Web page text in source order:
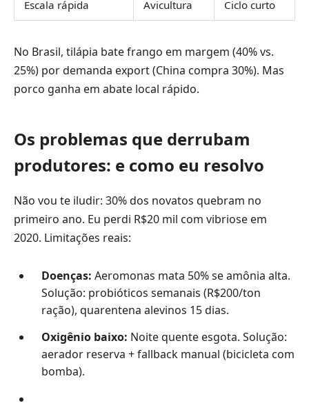
Escala rápida Avicultura Ciclo curto
No Brasil, tilápia bate frango em margem (40% vs.
25%) por demanda export (China compra 30%). Mas
porco ganha em abate local rápido.
Os problemas que derrubam
produtores: e como eu resolvo
Não vou te iludir: 30% dos novatos quebram no
primeiro ano. Eu perdi R$20 mil com vibriose em
2020. Limitações reais:
Doenças: Aeromonas mata 50% se amônia alta.
Solução: probióticos semanais (R$200/ton
ração), quarentena alevinos 15 dias.
Oxigênio baixo: Noite quente esgota. Solução:
aerador reserva + fallback manual (bicicleta com
bomba).